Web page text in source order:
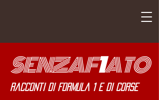
SENZAF1ATO
Racconti di Formula 1 e di corse